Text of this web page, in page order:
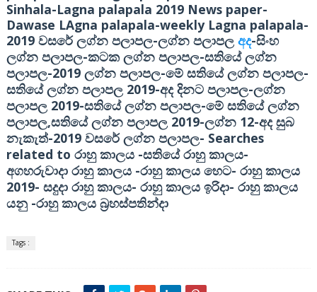
Sinhala-Lagna palapala 2019 News paper-
Dawase LAgna palapala-weekly Lagna palapala-
2019වසරේ ලග්න පලාපල-ලග්න පලාපල අද-සිංහ
ලග්න පලාපල-කටක ලග්න පලාපල-සතියේ ලග්න
පලාපල-2019ලග්න පලාපල-මේ සතියේ ලග්න පලාපල-
සතියේ ලග්න පලාපල 2019-අද දිනට පලාපල-ලග්න
පලාපල 2019-සතියේ ලග්න පලාපල-මේ සතියේ ලග්න
පලාපල,සතියේ ලග්න පලාපල 2019-ලග්න 12-අද සුබ
නැකැත්-2019වසරේ ලග්න පලාපල- Searches
related to රාහු කාලය-සතියේ රාහු කාලය-
අගහරුවාදා රාහු කාලය-රාහු කාලය හෙට- රාහු කාලය
2019- සදුදා රාහු කාලය- රාහු කාලය ඉරිදා- රාහු කාලය
යනු-රාහු කාලය බ්‍රහස්පතින්දා
Tags :